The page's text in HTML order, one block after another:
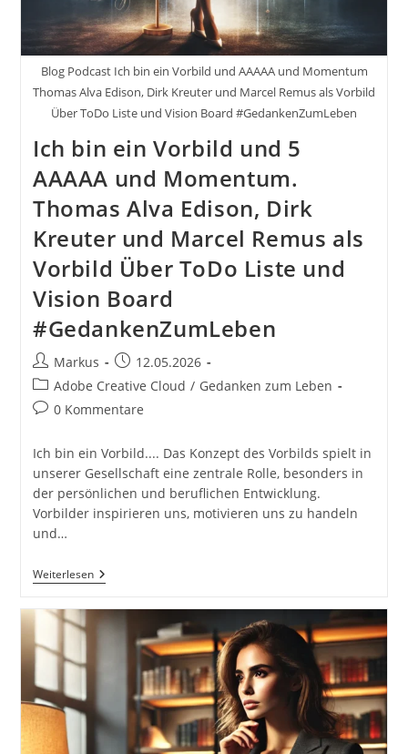
Blog Podcast Ich bin ein Vorbild und AAAAA und Momentum
Thomas Alva Edison, Dirk Kreuter und Marcel Remus als Vorbild
Über ToDo Liste und Vision Board #GedankenZumLeben
Ich bin ein Vorbild und 5
AAAAA und Momentum.
Thomas Alva Edison, Dirk
Kreuter und Marcel Remus als
Vorbild Über ToDo Liste und
Vision Board
#GedankenZumLeben
Beitrags-
Autor:
Markus
Beitrag
veröffentlicht:
12.05.2026
Beitrags-
Kategorie:
Adobe Creative Cloud / Gedanken zum Leben
Beitrags-
0 Kommentare
Ich bin ein Vorbild.... Das Konzept des Vorbilds spielt in
unserer Gesellschaft eine zentrale Rolle, besonders in
der persönlichen und beruflichen Entwicklung.
Vorbilder inspirieren uns, motivieren uns zu handeln
und…
WeiterlesenIch
Bin
Vorbild
Und
Momentum.
Thomas
Alva
Edison,